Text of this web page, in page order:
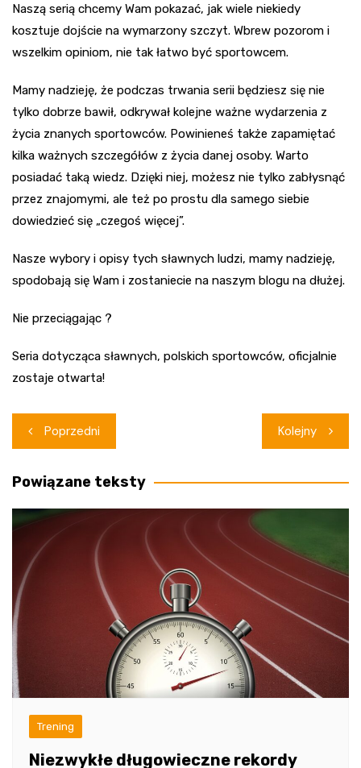
Naszą serią chcemy Wam pokazać, jak wiele niekiedy
kosztuje dojście na wymarzony szczyt. Wbrew pozorom i
wszelkim opiniom, nie tak łatwo być sportowcem.
Mamy nadzieję, że podczas trwania serii będziesz się nie
tylko dobrze bawił, odkrywał kolejne ważne wydarzenia z
życia znanych sportowców. Powinieneś także zapamiętać
kilka ważnych szczegółów z życia danej osoby. Warto
posiadać taką wiedz. Dzięki niej, możesz nie tylko zabłysnąć
przez znajomymi, ale też po prostu dla samego siebie
dowiedzieć się „czegoś więcej”.
Nasze wybory i opisy tych sławnych ludzi, mamy nadzieję,
spodobają się Wam i zostaniecie na naszym blogu na dłużej.
Nie przeciągając ?
Seria dotycząca sławnych, polskich sportowców, oficjalnie
zostaje otwarta!
Nawigacja
wpisu
Poprzedni Kolejny
Powiązane teksty
Trening
Niezwykłe długowieczne rekordy